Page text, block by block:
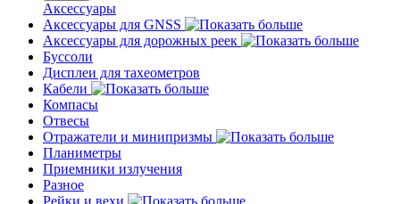
Аксессуары
Аксессуары для GNSS
Аксессуары для дорожных реек
Буссоли
Дисплеи для тахеометров
Кабели
Компасы
Отвесы
Отражатели и минипризмы
Планиметры
Приемники излучения
Разное
Рейки и вехи